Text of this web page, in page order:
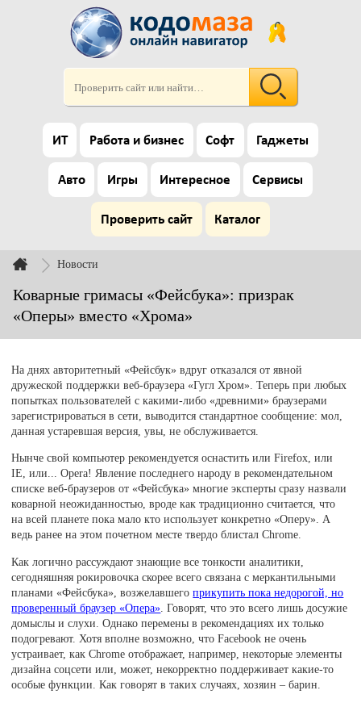
ИТ Работа и бизнес Софт Гаджеты
Авто Игры Интересное Сервисы
Проверить сайт Каталог
Новости
Коварные гримасы «Фейсбука»: призрак
«Оперы» вместо «Хрома»
На днях авторитетный «Фейсбук» вдруг отказался от явной
дружеской поддержки веб-браузера «Гугл Хром». Теперь при любых
попытках пользователей с какими-либо «древними» браузерами
зарегистрироваться в сети, выводится стандартное сообщение: мол,
данная устаревшая версия, увы, не обслуживается.
Нынче свой компьютер рекомендуется оснастить или Firefox, или
IE, или... Opera! Явление последнего народу в рекомендательном
списке веб-браузеров от «Фейсбука» многие эксперты сразу назвали
коварной неожиданностью, вроде как традиционно считается, что
на всей планете пока мало кто использует конкретно «Оперу». А
ведь ранее на этом почетном месте твердо блистал Chrome.
Как логично рассуждают знающие все тонкости аналитики,
сегодняшняя рокировочка скорее всего связана с меркантильными
планами «Фейсбука», возжелавшегоприкупить пока недорогой, но
проверенный браузер «Опера» . Говорят, что это всего лишь досужие
домыслы и слухи. Однако перемены в рекомендациях их только
подогревают. Хотя вполне возможно, что Facebook не очень
устраивает, как Chrome отображает, например, некоторые элементы
дизайна соцсети или, может, некорректно поддерживает какие-то
особые функции. Как говорят в таких случаях, хозяин – барин.